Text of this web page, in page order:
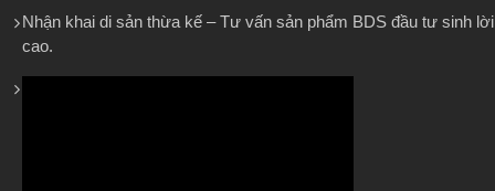
Nhận khai di sản thừa kế – Tư vấn sản phẩm BDS đầu tư sinh lời
cao.